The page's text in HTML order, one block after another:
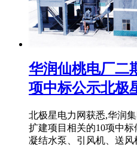
华润仙桃电厂二
项中标公示北极
北极星电力网获悉,华润
扩建项目相关的10项中标
凝结水泵、引风机、送